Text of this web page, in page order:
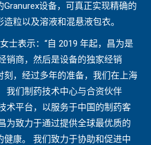
设备，可真正实现精确的
粒以及溶液和混悬液包衣。
士表示：“自 2019 年起，昌为是
销商，然后是设备的独家经销
刻，经过多年的准备，我们在上海
我们制药技术中心与合资伙伴
术平台，以服务于中国的制药客
为致力于通过提供全球最优质的
康。 我们致力于协助和促进中